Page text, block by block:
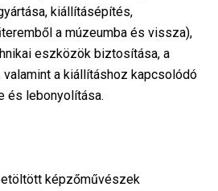
kiállításépítés,
a múzeumba és vissza),
eszközök biztosítása, a
a kiállításhoz kapcsolódó
és lebonyolítása.
képzőművészek